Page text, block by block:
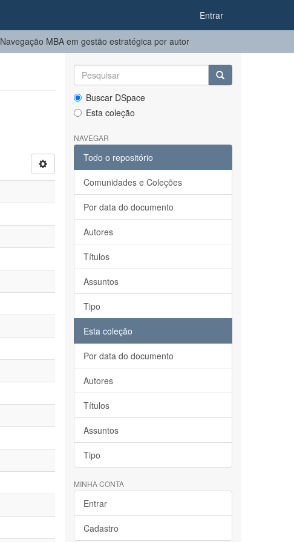
Entrar
Navegação MBA em gestão estratégica por autor
Buscar DSpace
Esta coleção
NAVEGAR
Todo o repositório
Comunidades e Coleções
Por data do documento
Autores
Títulos
Assuntos
Tipo
Esta coleção
Por data do documento
Autores
Títulos
Assuntos
Tipo
MINHA CONTA
Entrar
Cadastro